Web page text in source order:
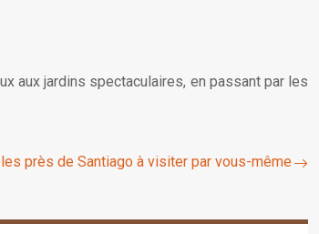
aux jardins spectaculaires, en passant par les
près de Santiago à visiter par vous-même